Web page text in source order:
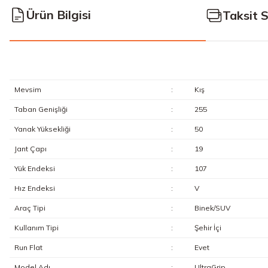
Ürün Bilgisi Taksit
Mevsim : Kış
Taban Genişliği : 255
Yanak Yüksekliği : 50
Jant Çapı : 19
Yük Endeksi : 107
Hız Endeksi : V
Araç Tipi : Binek/SUV
Kullanım Tipi : Şehir İçi
Run Flat : Evet